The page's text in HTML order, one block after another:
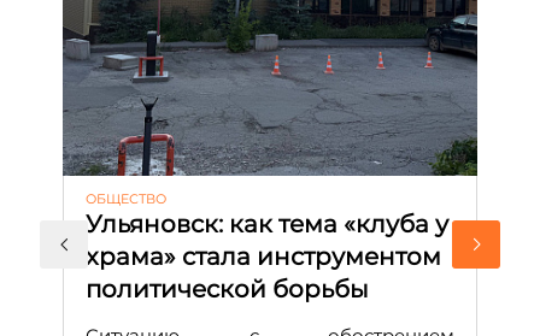
ОБЩЕСТВО
Ульяновск: как тема «клуба у
храма» стала инструментом
политической борьбы